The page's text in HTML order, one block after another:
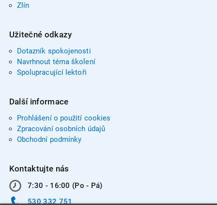
Zlín
Užitečné odkazy
Dotazník spokojenosti
Navrhnout téma školení
Spolupracující lektoři
Další informace
Prohlášení o použití cookies
Zpracování osobních údajů
Obchodní podmínky
Kontaktujte nás
7:30 - 16:00 (Po - Pá)
530 332 751